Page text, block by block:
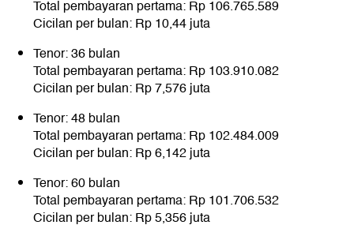
Total pembayaran pertama: Rp 106.765.589
Cicilan per bulan: Rp 10,44 juta
Tenor: 36 bulan
Total pembayaran pertama: Rp 103.910.082
Cicilan per bulan: Rp 7,576 juta
Tenor: 48 bulan
Total pembayaran pertama: Rp 102.484.009
Cicilan per bulan: Rp 6,142 juta
Tenor: 60 bulan
Total pembayaran pertama: Rp 101.706.532
Cicilan per bulan: Rp 5,356 juta